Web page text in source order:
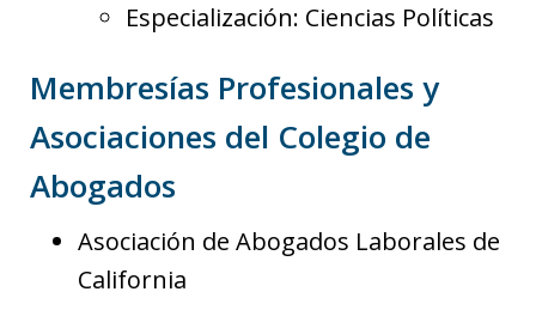
Especialización: Ciencias Políticas
Membresías Profesionales y
Asociaciones del Colegio de
Abogados
Asociación de Abogados Laborales de
California